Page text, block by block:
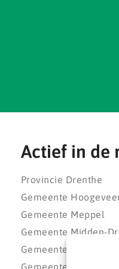
Actief in de
Provincie Drenthe
Gemeente
Gemeente Meppel
Gemeente Midden-
Gemeente
Gemeente